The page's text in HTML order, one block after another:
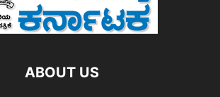
ABOUT US